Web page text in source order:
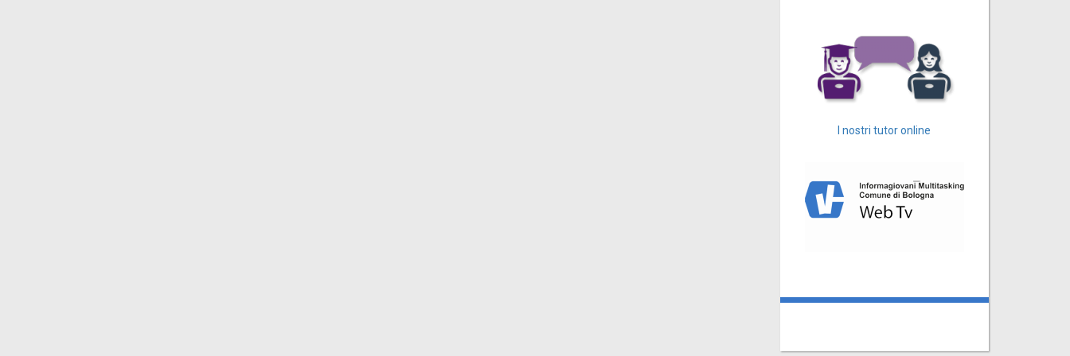
I nostri tutor online